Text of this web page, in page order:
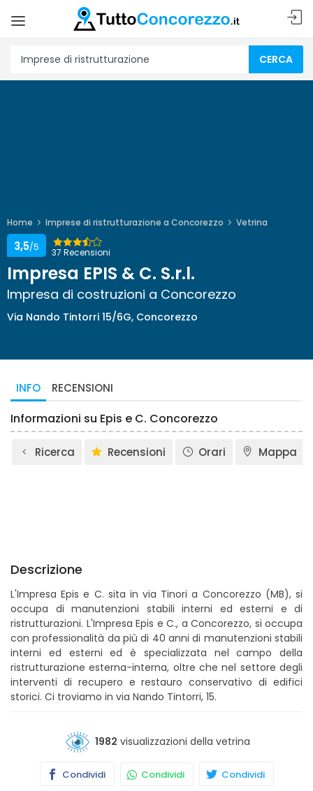
CERCA
Home Imprese di ristrutturazione a Concorezzo Vetrina
37 Recensioni
3,5/5
Impresa EPIS & C. S.r.l.
Impresa di costruzioni a Concorezzo
Via Nando Tintorri 15/6G, Concorezzo
INFO RECENSIONI
Informazioni su Epis e C. Concorezzo
Ricerca Recensioni Orari Mappa
Descrizione
L'Impresa Epis e C. sita in via Tinori a Concorezzo (MB), si
occupa di manutenzioni stabili interni ed esterni e di
ristrutturazioni. L'Impresa Epis e C., a Concorezzo, si occupa
con professionalità da più di 40 anni di manutenzioni stabili
interni ed esterni ed è specializzata nel campo della
ristrutturazione esterna-interna, oltre che nel settore degli
interventi di recupero e restauro conservativo di edifici
storici. Ci troviamo in via Nando Tintorri, 15.
1982 visualizzazioni della vetrina
Condividi Condividi Condividi